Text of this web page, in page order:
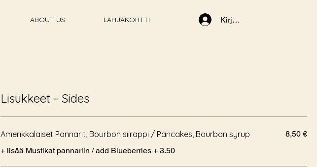
ABOUT US LAHJAKORTTI Kirjaudu
Lisukkeet - Sides
Amerikkalaiset Pannarit, Bourbon siirappi / Pancakes, Bourbon syrup
+ lisää Mustikat pannariin / add Blueberries + 3.50
8,50 €